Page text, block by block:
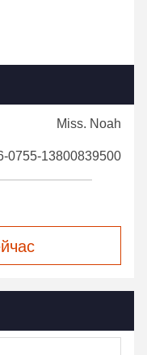
Miss. Noah
0755-13800839500